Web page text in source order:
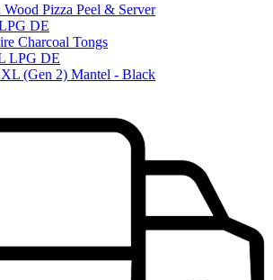
Pizza Peel & Server
DE
Charcoal Tongs
LPG DE
(Gen 2) Mantel - Black